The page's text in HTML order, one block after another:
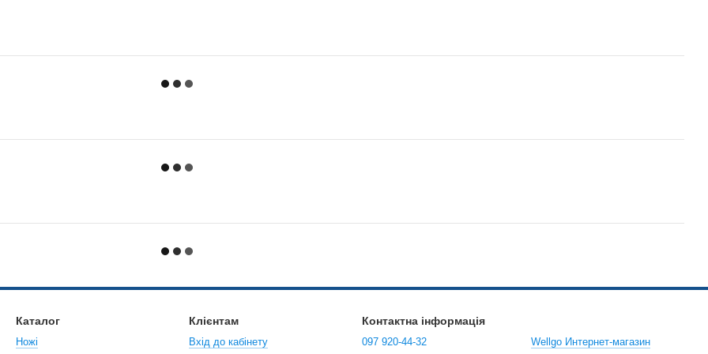
Каталог
Ножі
Клієнтам
Вхід до кабінету
Контактна інформація
097 920-44-32 Wellgo Интернет-магазин